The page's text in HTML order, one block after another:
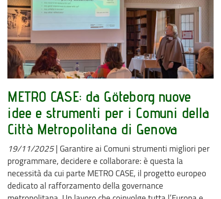
METRO CASE: da Göteborg nuove
idee e strumenti per i Comuni della
Città Metropolitana di Genova
19/11/2025| Garantire ai Comuni strumenti migliori per
programmare, decidere e collaborare: è questa la
necessità da cui parte METRO CASE, il progetto europeo
dedicato al rafforzamento della governance